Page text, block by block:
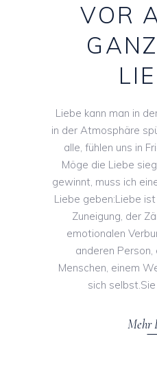
VOR
Liebe kann man in
in der Atmosphäre
alle, fühlen uns in
Möge die Liebe
gewinnt, muss ich
Liebe geben:Liebe
Zuneigung, der
emotionalen
anderen
Menschen, einem
sich
Mehr